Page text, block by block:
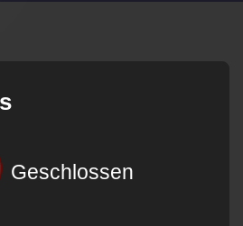
Geschlossen